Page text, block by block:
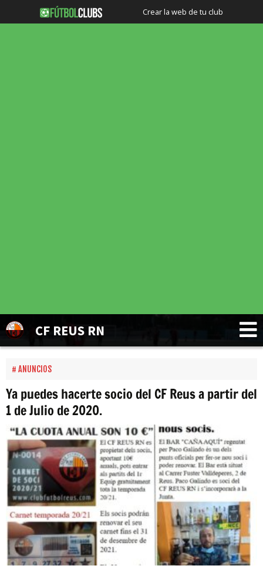
Crear la web de tu club
CF REUS RN
ANUNCIOS
Ya puedes hacerte socio del CF Reus a partir del
1 de Julio de 2020.